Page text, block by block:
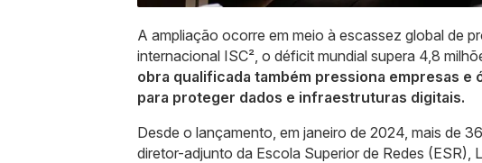
A ampliação ocorre em meio à escassez global de
internacional ISC², o déficit mundial supera 4,8
obra qualificada também pressiona empresas
para proteger dados e infraestruturas digitais.
Desde o lançamento, em janeiro de 2024, mais de
diretor-adjunto da Escola Superior de Redes